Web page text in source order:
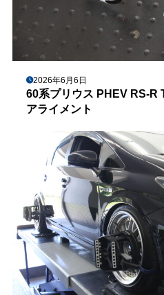
2026年6月6日
60系プリウス PHEV RS-R
アライメント